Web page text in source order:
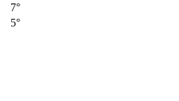
7°
5°